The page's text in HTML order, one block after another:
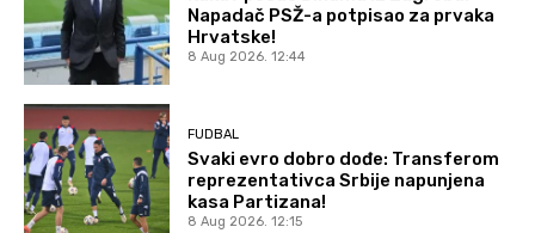
Napadač PSŽ-a potpisao za prvaka
Hrvatske!
8 Aug 2026. 12:44
FUDBAL
Svaki evro dobro dođe: Transferom
reprezentativca Srbije napunjena
kasa Partizana!
8 Aug 2026. 12:15